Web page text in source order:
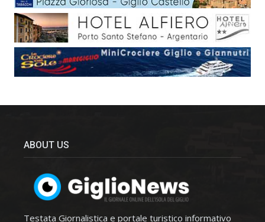
ABOUT US
Testata Giornalistica e portale turistico informativo